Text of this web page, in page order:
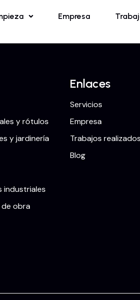
Empresa
y rótulos
y jardinería
industriales
de obra
Enlaces
Servicios
Empresa
Trabajos realizados
Blog